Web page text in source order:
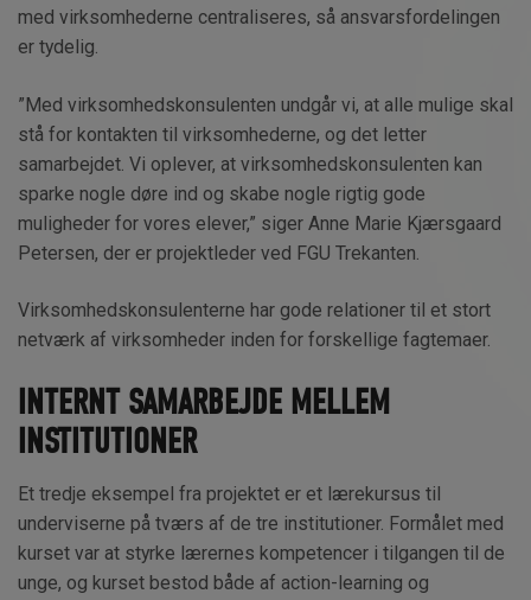
med virksomhederne centraliseres, så ansvarsfordelingen
er tydelig.
”Med virksomhedskonsulenten undgår vi, at alle mulige skal
stå for kontakten til virksomhederne, og det letter
samarbejdet. Vi oplever, at virksomhedskonsulenten kan
sparke nogle døre ind og skabe nogle rigtig gode
muligheder for vores elever,” siger Anne Marie Kjærsgaard
Petersen, der er projektleder ved FGU Trekanten.
Virksomhedskonsulenterne har gode relationer til et stort
netværk af virksomheder inden for forskellige fagtemaer.
INTERNT SAMARBEJDE MELLEM
INSTITUTIONER
Et tredje eksempel fra projektet er et lærekursus til
underviserne på tværs af de tre institutioner. Formålet med
kurset var at styrke lærernes kompetencer i tilgangen til de
unge, og kurset bestod både af action-learning og